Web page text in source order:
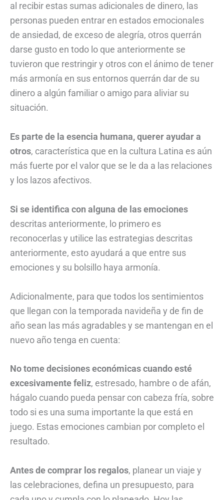
al recibir estas sumas adicionales de dinero, las
personas pueden entrar en estados emocionales
de ansiedad, de exceso de alegría, otros querrán
darse gusto en todo lo que anteriormente se
tuvieron que restringir y otros con el ánimo de tener
más armonía en sus entornos querrán dar de su
dinero a algún familiar o amigo para aliviar su
situación.
Es parte de la esencia humana, querer ayudar a
otros, característica que en la cultura Latina es aún
más fuerte por el valor que se le da a las relaciones
y los lazos afectivos.
Si se identifica con alguna de las emociones
descritas anteriormente, lo primero es
reconocerlas y utilice las estrategias descritas
anteriormente, esto ayudará a que entre sus
emociones y su bolsillo haya armonía.
Adicionalmente, para que todos los sentimientos
que llegan con la temporada navideña y de fin de
año sean las más agradables y se mantengan en el
nuevo año tenga en cuenta:
No tome decisiones económicas cuando esté
excesivamente feliz, estresado, hambre o de afán,
hágalo cuando pueda pensar con cabeza fría, sobre
todo si es una suma importante la que está en
juego. Estas emociones cambian por completo el
resultado.
Antes de comprar los regalos, planear un viaje y
las celebraciones, defina un presupuesto, para